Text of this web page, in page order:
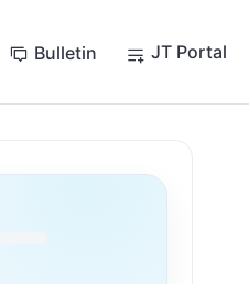
Bulletin JT Portal